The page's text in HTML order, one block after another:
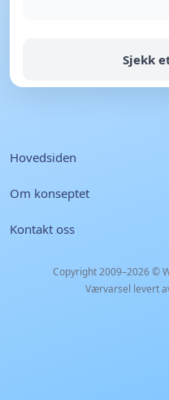
Sjekk
Hovedsiden
Om konseptet
Kontakt oss
Copyright 2009–2026 ©
Værvarsel levert